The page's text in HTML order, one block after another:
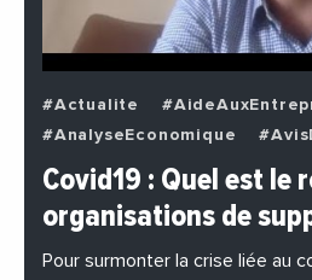
#Actualite
#AnalyseEconomique
#BuzzNews
#Decideurs
#EchangesMediterraneens
#EnDirectDe
#Entreprises
#PhotosEtVideos
Covid19 : Quel est le
organisations de
Pour surmonter la crise liée au